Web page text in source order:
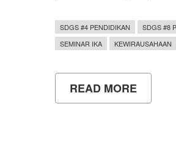
SDGS #4 PENDIDIKAN
SDGS #8
SEMINAR IKA
KEWIRAUSAHAAN
READ MORE